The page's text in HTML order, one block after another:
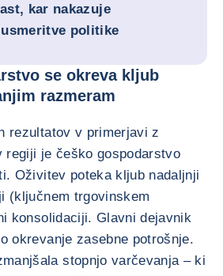
kar nakazuje
politike
se okreva kljub
razmeram
rezultatov v primerjavi z
regiji je češko gospodarstvo
Oživitev poteka kljub nadaljnji
(ključnem trgovinskem
konsolidaciji. Glavni dejavnik
okrevanje zasebne potrošnje.
stopnjo varčevanja – ki